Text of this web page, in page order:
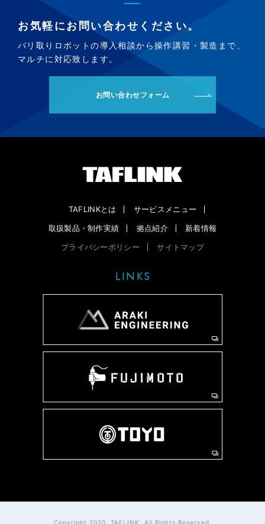
お気軽にお問い合わせください。
バリ取りロボットの導入相談から操作講習・製造まで、
マルチに対応致します。
お問い合わせフォーム
TAFLINKとは
サービスメニュー
取扱製品・制作実績
拠点紹介
新着情報
プライバシーポリシー
サイトマップ
LINKS
Copyright 2020. TAFLINK. All Rights Reserved.